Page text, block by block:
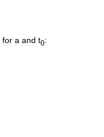
for a and t0: